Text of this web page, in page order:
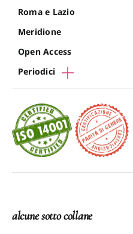
Roma e Lazio
Meridione
Open Access
Periodici
alcune sotto collane